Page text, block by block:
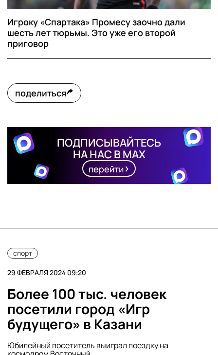
Игроку «Спартака» Промесу заочно дали
шесть лет тюрьмы. Это уже его второй
приговор
поделиться
ПОДПИСЫВАЙТЕСЬ
НА НАС В MAX
перейти
спорт
29 ФЕВРАЛЯ 2024 09:20
Более 100 тыс. человек
посетили город «Игр
будущего» в Казани
Юбилейный посетитель выиграл поездку на